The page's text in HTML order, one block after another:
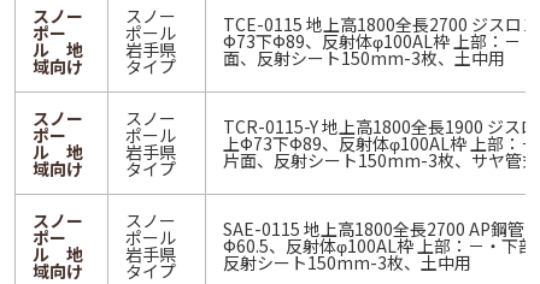
スノー
ポー
ル 地
域向け
スノー
ポール
岩手県
タイプ
TCE-0115 地上高1800全長2700 ジスロ
Ф73下Ф89、反射体φ100AL枠 上部：－
面、反射シート150mm-3枚、土中用
スノー
ポー
ル 地
域向け
スノー
ポール
岩手県
タイプ
TCR-0115-Y 地上高1800全長1900 ジス
上Ф73下Ф89、反射体φ100AL枠 上部：
片面、反射シート150mm-3枚、サヤ管式
スノー
ポー
ル 地
域向け
スノー
ポール
岩手県
タイプ
SAE-0115 地上高1800全長2700 AP鋼管
Ф60.5、反射体φ100AL枠 上部：－・下部
反射シート150mm-3枚、土中用